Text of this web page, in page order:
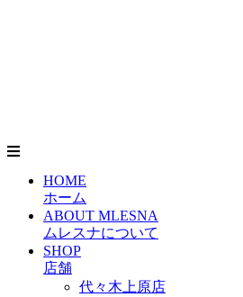
HOME
ホーム
ABOUT MLESNA
ムレスナについて
SHOP
店舗
代々木上原店